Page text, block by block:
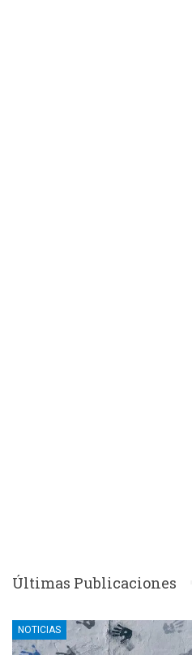
Últimas Publicaciones
NOTICIAS